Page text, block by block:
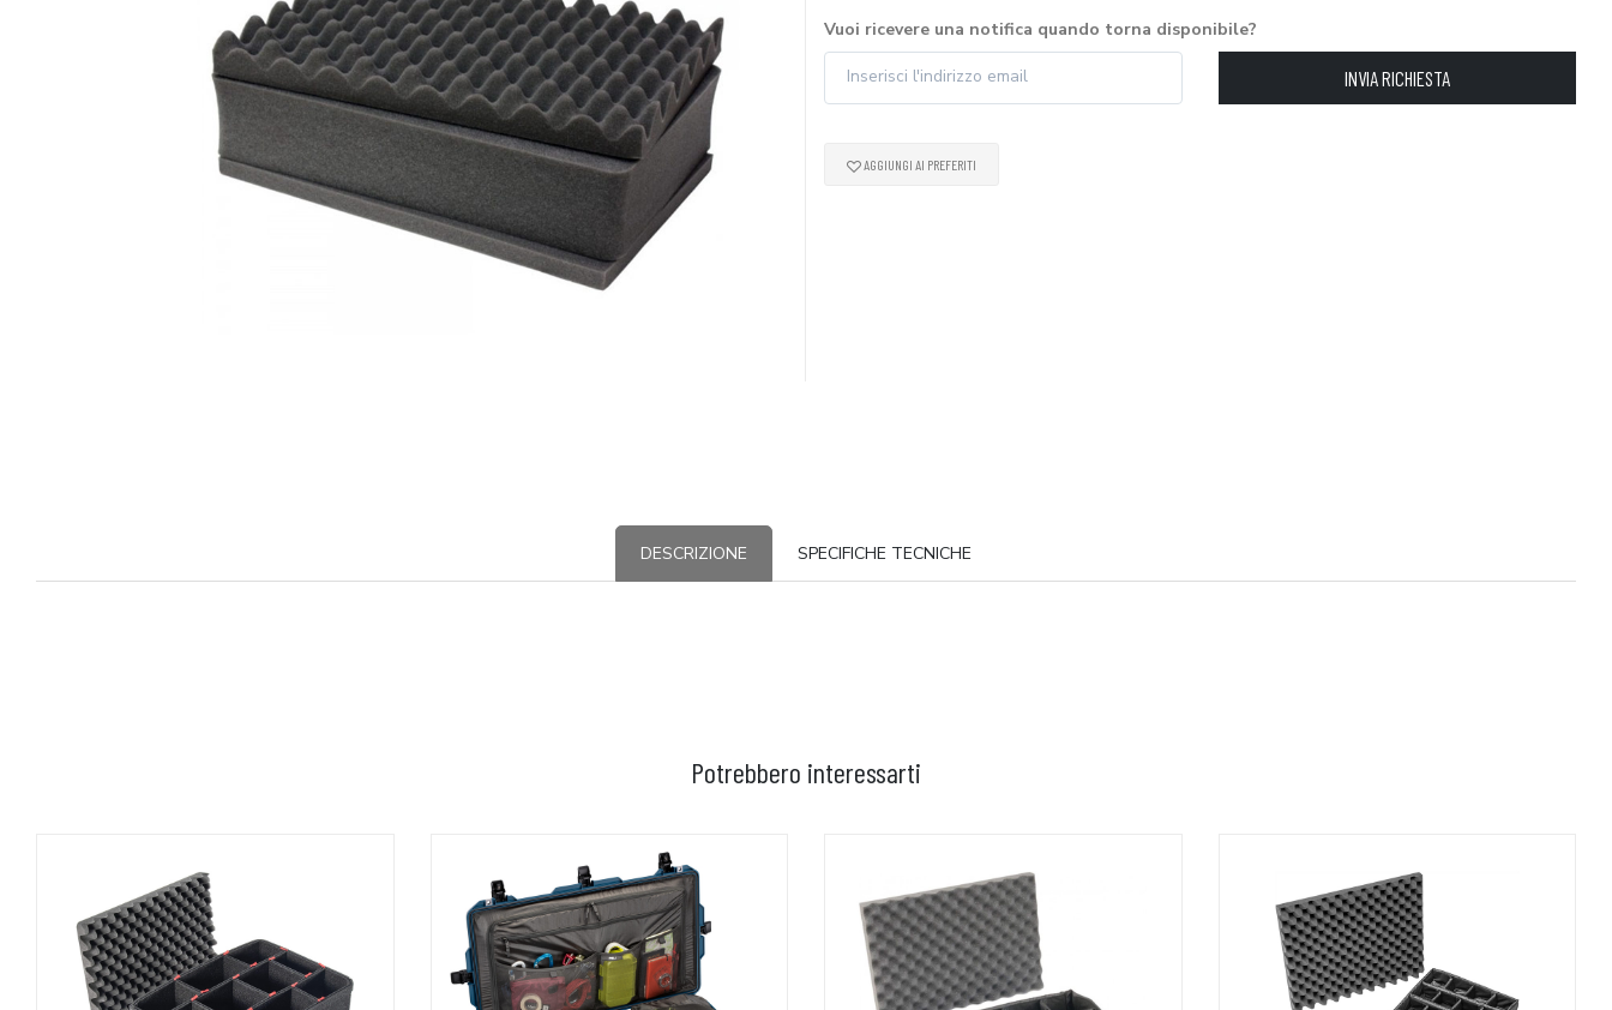
Vuoi ricevere una notifica quando torna disponibile?
INVIA RICHIESTA
AGGIUNGI AI PREFERITI
DESCRIZIONE SPECIFICHE TECNICHE
Potrebbero interessarti